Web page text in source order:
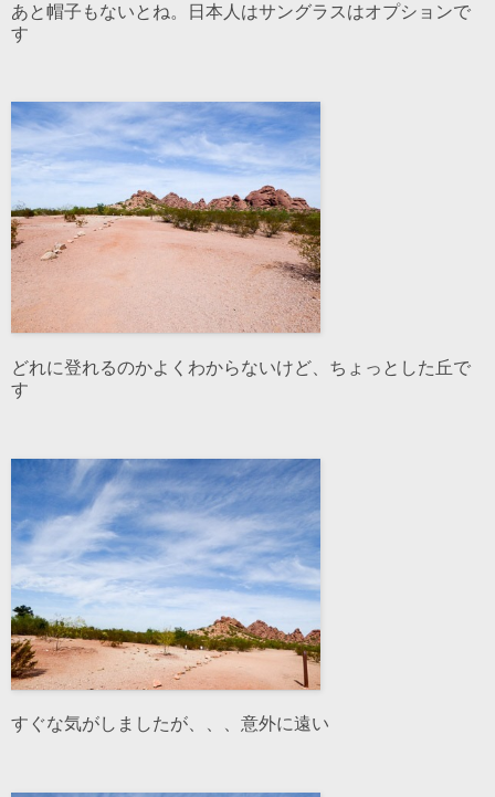
あと帽子もないとね。日本人はサングラスはオプションで
す
どれに登れるのかよくわからないけど、ちょっとした丘で
す
すぐな気がしましたが、、、意外に遠い